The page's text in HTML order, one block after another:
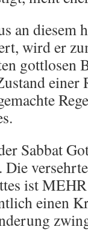
an diesem
wird er
gottlosen
einer
Sabbat
ist
einen